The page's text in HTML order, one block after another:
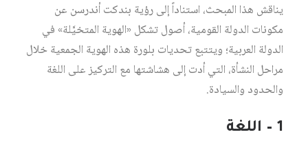
يناقش هذا المبحث، استناداً إلى رؤية بندكت أندرسن عن
مكونات الدولة القومية، أصول تشكل «الهوية المتخيَّلة» في
الدولة العربية؛ ويتتبع تحديات بلورة هذه الهوية الجمعية خلال
مراحل النشأة، التي أدت إلى هشاشتها مع التركيز على اللغة
والحدود والسيادة.
1 – اللغة